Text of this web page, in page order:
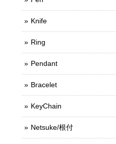
Knife
Ring
Pendant
Bracelet
KeyChain
Netsuke/根付